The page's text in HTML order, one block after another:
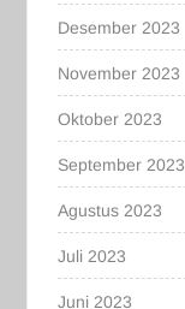
Desember 2023
November 2023
Oktober 2023
September 2023
Agustus 2023
Juli 2023
Juni 2023